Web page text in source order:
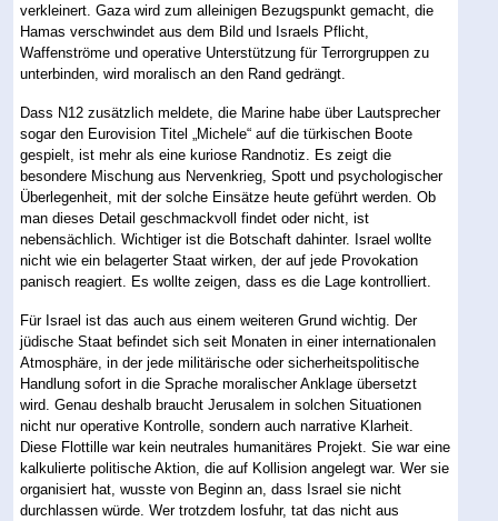
verkleinert. Gaza wird zum alleinigen Bezugspunkt gemacht, die
Hamas verschwindet aus dem Bild und Israels Pflicht,
Waffenströme und operative Unterstützung für Terrorgruppen zu
unterbinden, wird moralisch an den Rand gedrängt.
Dass N12 zusätzlich meldete, die Marine habe über Lautsprecher
sogar den Eurovision Titel „Michele“ auf die türkischen Boote
gespielt, ist mehr als eine kuriose Randnotiz. Es zeigt die
besondere Mischung aus Nervenkrieg, Spott und psychologischer
Überlegenheit, mit der solche Einsätze heute geführt werden. Ob
man dieses Detail geschmackvoll findet oder nicht, ist
nebensächlich. Wichtiger ist die Botschaft dahinter. Israel wollte
nicht wie ein belagerter Staat wirken, der auf jede Provokation
panisch reagiert. Es wollte zeigen, dass es die Lage kontrolliert.
Für Israel ist das auch aus einem weiteren Grund wichtig. Der
jüdische Staat befindet sich seit Monaten in einer internationalen
Atmosphäre, in der jede militärische oder sicherheitspolitische
Handlung sofort in die Sprache moralischer Anklage übersetzt
wird. Genau deshalb braucht Jerusalem in solchen Situationen
nicht nur operative Kontrolle, sondern auch narrative Klarheit.
Diese Flottille war kein neutrales humanitäres Projekt. Sie war eine
kalkulierte politische Aktion, die auf Kollision angelegt war. Wer sie
organisiert hat, wusste von Beginn an, dass Israel sie nicht
durchlassen würde. Wer trotzdem losfuhr, tat das nicht aus